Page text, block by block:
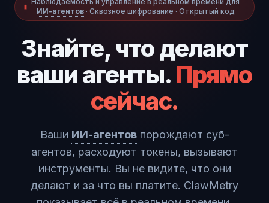
ИИ-агентов · Сквозное шифрование · Открытый код
Знайте, что делают
ваши агенты. Прямо
сейчас.
Ваши ИИ-агентов порождают суб-
агентов, расходуют токены, вызывают
инструменты. Вы не видите, что они
делают и за что вы платите. ClawMetry